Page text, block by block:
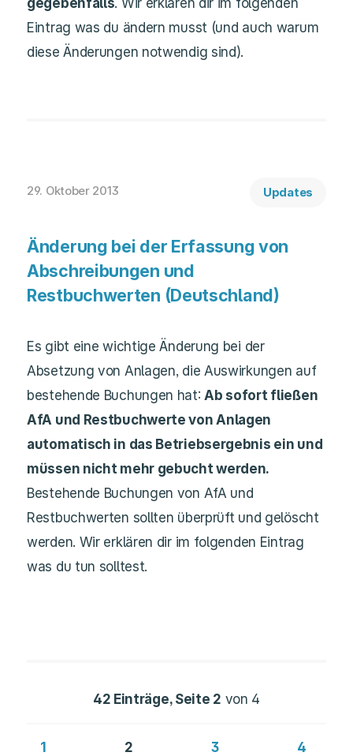
gegebenfalls. Wir erklären dir im folgenden
Eintrag was du ändern musst (und auch warum
diese Änderungen notwendig sind).
29. Oktober 2013 Updates
Änderung bei der Erfassung von
Abschreibungen und
Restbuchwerten (Deutschland)
Es gibt eine wichtige Änderung bei der
Absetzung von Anlagen, die Auswirkungen auf
bestehende Buchungen hat:Ab sofort fließen
AfA und Restbuchwerte von Anlagen
automatisch in das Betriebsergebnis ein und
müssen nicht mehr gebucht werden.
Bestehende Buchungen von AfA und
Restbuchwerten sollten überprüft und gelöscht
werden. Wir erklären dir im folgenden Eintrag
was du tun solltest.
42 Einträge, Seite 2 von 4
1 2 3 4